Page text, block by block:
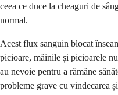
ceea ce duce la cheaguri de
normal.
Acest flux sanguin blocat
picioare, mâinile și picioarele
au nevoie pentru a rămâne
probleme grave cu vindecarea